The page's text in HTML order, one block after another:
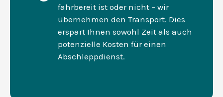
fahrbereit ist oder nicht – wir
übernehmen den Transport. Dies
erspart Ihnen sowohl Zeit als auch
potenzielle Kosten für einen
Abschleppdienst.